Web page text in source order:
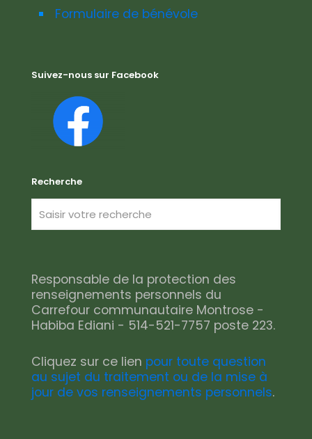
Formulaire de bénévole
Suivez-nous sur Facebook
Recherche
Responsable de la protection des
renseignements personnels du
Carrefour communautaire Montrose -
Habiba Ediani - 514-521-7757 poste 223.
Cliquez sur ce lien pour toute question
au sujet du traitement ou de la mise à
jour de vos renseignements personnels.